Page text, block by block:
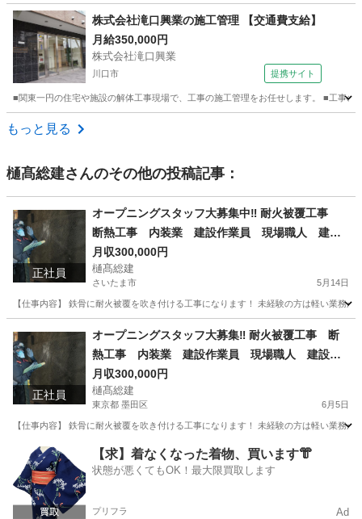
埼玉 八潮市 八潮駅 その他
株式会社滝口興業の施工管理 【交通費支給】
月給350,000円
株式会社滝口興業
川口市 提携サイト
■関東一円の住宅や施設の解体工事現場で、工事の施工管理をお任せします。 ■工事
埼玉 川口市
もっと見る
樋髙総建さんのその他の投稿記事：
正社員
オープニングスタッフ大募集中‼︎ 耐火被覆工事
断熱工事 内装業 建設作業員 現場職人 建設
職人 岩綿 ロックウール
月収300,000円
樋髙総建
さいたま市 5月14日
【仕事内容】 鉄骨に耐火被覆を吹き付ける工事になります！ 未経験の方は軽い業務
さいたま市 内装職人 職人
正社員
オープニングスタッフ大募集‼︎ 耐火被覆工事 断
熱工事 内装業 建設作業員 現場職人 建設職
人
月収300,000円
樋髙総建
東京都 墨田区 6月5日
【仕事内容】 鉄骨に耐火被覆を吹き付ける工事になります！ 未経験の方は軽い業務
東京 墨田区 内装職人 東京 千代田区 内装職人 職人
【求】着なくなった着物、買います👘
状態が悪くてもOK！最大限買取します
プリフラ Ad